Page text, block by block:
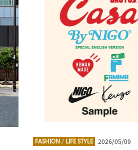
FASHION / LIFE STYLE 2026/05/09